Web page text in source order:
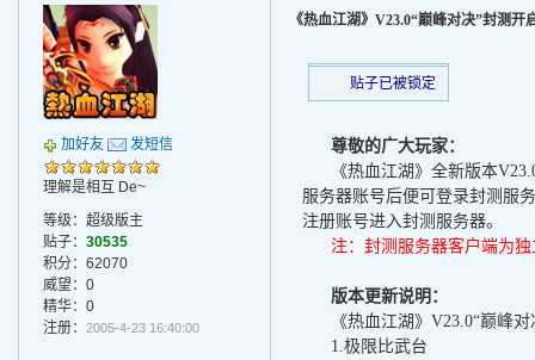
小字报
加好友 发短信
理解是相互 De~
等级：超级版主
贴子： 30535
积分：62070
威望：0
精华：0
注册： 2005-4-23 16:40:00
《热血江湖》V23.0“巅峰对决”封测开
贴子已被锁定
尊敬的广大玩家：
《热血江湖》全新版本V23
服务器账号后便可登录封测服
注册账号进入封测服务器。
注：封测服务器客户端为
版本更新说明：
《热血江湖》 V23.0“巅峰
1.极限比武台